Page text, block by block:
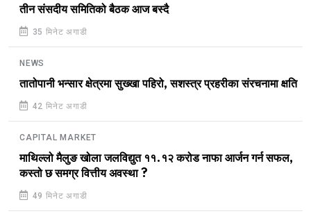
तीन संसदीय समितिको बैठक आज बस्दै
35 मिनेट अगाडी
NEWS
तातोपानी भन्सार क्षेत्रमा सुख्खा पहिरो, सशस्त्र प्रहरीका संरचनामा क्षति
42 मिनेट अगाडी
CAPITAL MARKET
माथिल्लो मैलुङ खोला जलविद्युत ११.१२ करोड नाफा आर्जन गर्न सफल,
कस्तो छ समग्र वित्तीय अवस्था ?
49 मिनेट अगाडी